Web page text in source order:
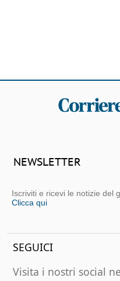
NEWSLETTER
Iscriviti e ricevi le notizie del
Clicca qui
SEGUICI
Visita i nostri social